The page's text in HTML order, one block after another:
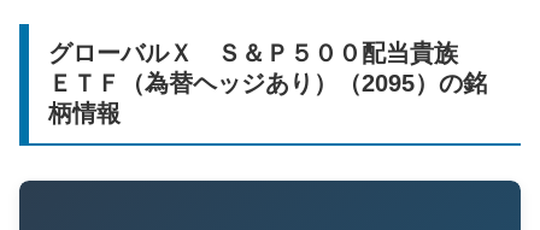
グローバルＸ Ｓ＆Ｐ５００配当貴族
ＥＴＦ（為替ヘッジあり）（2095）の銘
柄情報